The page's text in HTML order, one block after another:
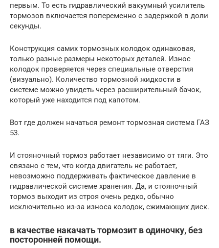
первым. То есть гидравлический вакуумный усилитель
тормозов включается попеременно с задержкой в ​​доли
секунды.
Конструкция самих тормозных колодок одинаковая,
только разные размеры некоторых деталей. Износ
колодок проверяется через специальные отверстия
(визуально). Количество тормозной жидкости в
системе можно увидеть через расширительный бачок,
который уже находится под капотом.
Вот где должен начаться ремонт тормозная система ГАЗ
53.
И стояночный тормоз работает независимо от тяги. Это
связано с тем, что когда двигатель не работает,
невозможно поддерживать фактическое давление в
гидравлической системе хранения. Да, и стояночный
тормоз выходит из строя очень редко, обычно
исключительно из-за износа колодок, сжимающих диск.
в качестве накачать тормозит в одиночку, без
посторонней помощи.